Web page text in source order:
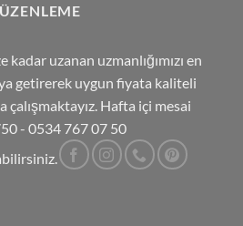
kadar uzanan uzmanlığımızı en
getirerek uygun fiyata kaliteli
çalışmaktayız. Hafta içi mesai
- 0534 767 07 50